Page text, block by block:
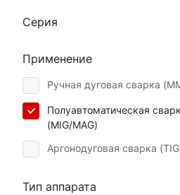
КЕДР
Кратон
Серия
Применение
Ручная дуговая сварка
Полуавтоматическая
(MIG/MAG)
Аргонодуговая сварка
Тип аппарата